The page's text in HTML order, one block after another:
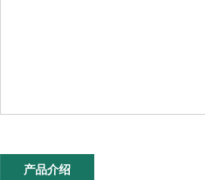
产品介绍